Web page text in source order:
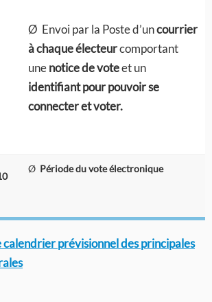
Ø Envoi par la Poste d’uncourrier
à chaque électeurcomportant
unenotice de voteet un
identifiant pour pouvoir se
connecter et voter.
Ø Période du vote électronique
calendrier prévisionnel des principales